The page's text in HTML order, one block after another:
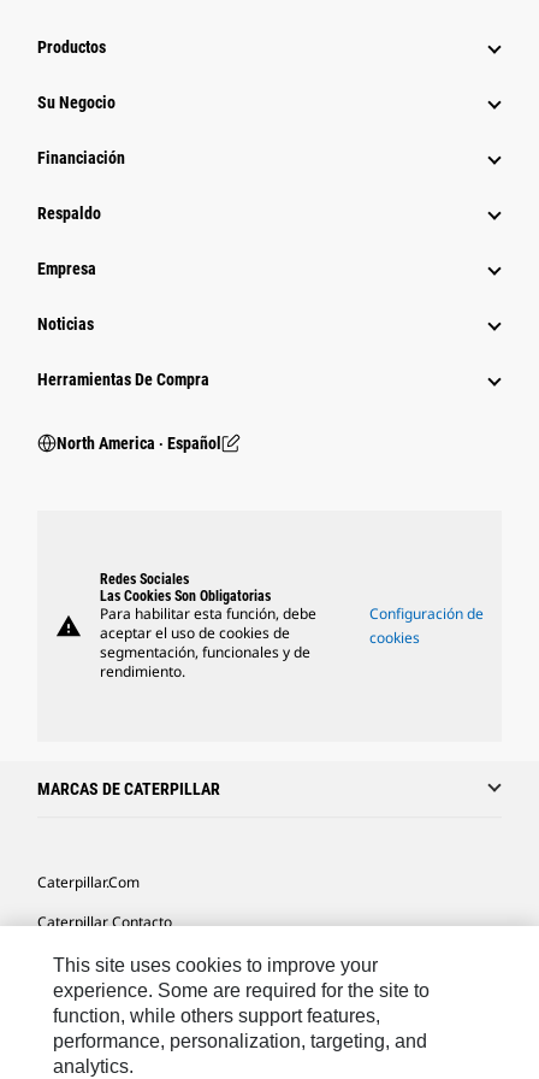
Productos
Su Negocio
Financiación
Respaldo
Empresa
Noticias
Herramientas De Compra
North America ‧ Español
warning
Redes Sociales
Las Cookies Son Obligatorias
Para habilitar esta función, debe
aceptar el uso de cookies de
segmentación, funcionales y de
rendimiento.
Configuración de
cookies
MARCAS DE CATERPILLAR
Caterpillar.com
Caterpillar Contacto
Mis Preferencias De Marketing
Site Map
Cookie Settings
This site uses cookies to improve your
experience. Some are required for the site to
function, while others support features,
performance, personalization, targeting, and
analytics.